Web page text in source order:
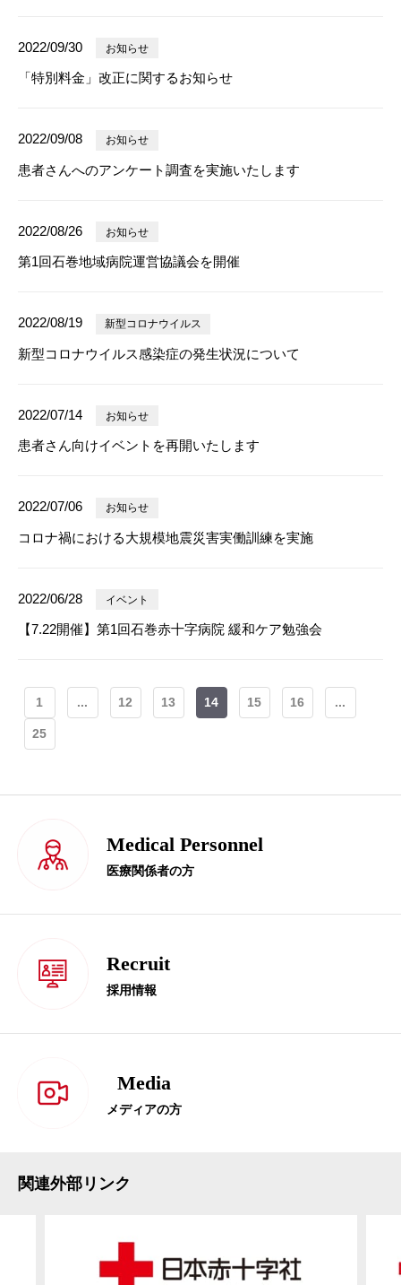
2022/09/30 お知らせ
「特別料金」改正に関するお知らせ
2022/09/08 お知らせ
患者さんへのアンケート調査を実施いたします
2022/08/26 お知らせ
第1回石巻地域病院運営協議会を開催
2022/08/19 新型コロナウイルス
新型コロナウイルス感染症の発生状況について
2022/07/14 お知らせ
患者さん向けイベントを再開いたします
2022/07/06 お知らせ
コロナ禍における大規模地震災害実働訓練を実施
2022/06/28 イベント
【7.22開催】第1回石巻赤十字病院 緩和ケア勉強会
1 ... 12 13 14 15 16 ...
25
Medical Personnel
医療関係者の方
Recruit
採用情報
Media
メディアの方
関連外部リンク